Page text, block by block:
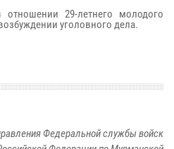
29-летнего молодого
уголовного дела.
Федеральной службы войск